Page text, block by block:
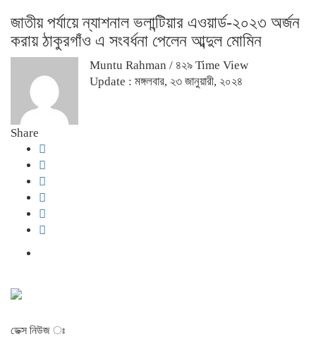
জাতীয় পর্যায়ে ন্যাশনাল ভলান্টিয়ার এওয়ার্ড-২০২৩ অর্জন
করায় ঠাকুরগাঁও এ সংবর্ধনা পেলেন আব্দুল মোমিন
Muntu Rahman / ৪২৯ Time View
Update : মঙ্গলবার, ২৩ জানুয়ারী, ২০২৪
Share
ডেক্স নিউজ ঃ